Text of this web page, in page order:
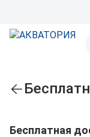
Бесплатная